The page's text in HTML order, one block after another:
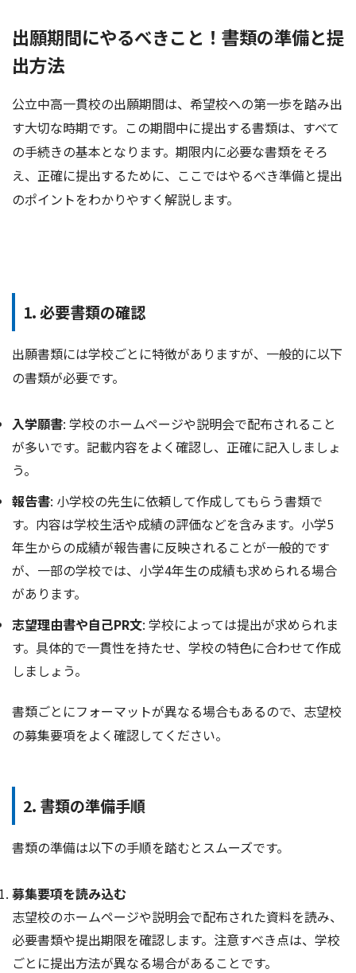
出願期間にやるべきこと！書類の準備と提
出方法
公立中高一貫校の出願期間は、希望校への第一歩を踏み出
す大切な時期です。この期間中に提出する書類は、すべて
の手続きの基本となります。期限内に必要な書類をそろ
え、正確に提出するために、ここではやるべき準備と提出
のポイントをわかりやすく解説します。
1. 必要書類の確認
出願書類には学校ごとに特徴がありますが、一般的に以下
の書類が必要です。
入学願書: 学校のホームページや説明会で配布されること
が多いです。記載内容をよく確認し、正確に記入しましょ
う。
報告書: 小学校の先生に依頼して作成してもらう書類で
す。内容は学校生活や成績の評価などを含みます。小学5
年生からの成績が報告書に反映されることが一般的です
が、一部の学校では、小学4年生の成績も求められる場合
があります。
志望理由書や自己PR文: 学校によっては提出が求められま
す。具体的で一貫性を持たせ、学校の特色に合わせて作成
しましょう。
書類ごとにフォーマットが異なる場合もあるので、志望校
の募集要項をよく確認してください。
2. 書類の準備手順
書類の準備は以下の手順を踏むとスムーズです。
募集要項を読み込む
志望校のホームページや説明会で配布された資料を読み、
必要書類や提出期限を確認します。注意すべき点は、学校
ごとに提出方法が異なる場合があることです。